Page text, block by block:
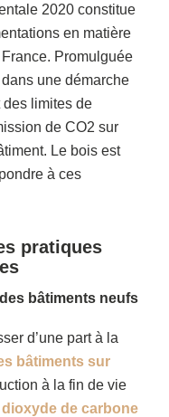
2020 constitue
en matière
Promulguée
une démarche
limites de
de CO2 sur
Le bois est
à ces
pratiques
bâtiments neufs
d’une part à la
bâtiments sur
à la fin de vie
de carbone